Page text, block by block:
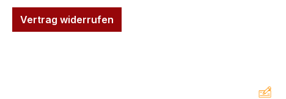
Vertrag widerrufen